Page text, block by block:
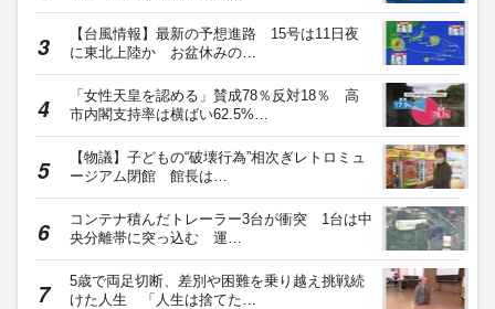
【台風情報】最新の予想進路 15号は11日夜
に東北上陸か お盆休みの…
「女性天皇を認める」賛成78％反対18％ 高
市内閣支持率は横ばい62.5%…
【物議】子どもの“破壊行為”相次ぎレトロミュ
ージアム閉館 館長は…
コンテナ積んだトレーラー3台が衝突 1台は中
央分離帯に突っ込む 運…
5歳で両足切断、差別や困難を乗り越え挑戦続
けた人生 「人生は捨てた…